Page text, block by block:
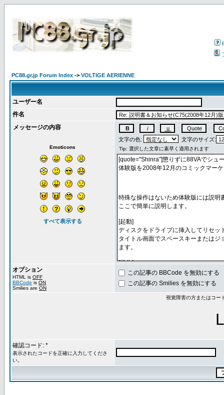
PC88.gr.jp Forum Index -> VOLTIGE AERIENNE
ユーザー名
件名
メッセージの内容
Emoticons
すべて表示する
文字の色: 文字のサイズ:
オプション
HTML is OFF
BBCode is ON
Smilies are ON
この記事の BBCode を無効にする
この記事の Smilies を無効にする
視覚障害の方またはコー
確認コード: *
表示されたコードを正確に入力してくださ
い。